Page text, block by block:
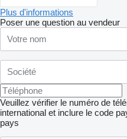
Plus d'informations
Poser une question au vendeur
Veuillez vérifier le numéro de
international et inclure le code
pays